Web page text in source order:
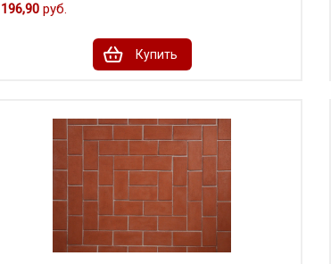
196,90 руб.
Купить